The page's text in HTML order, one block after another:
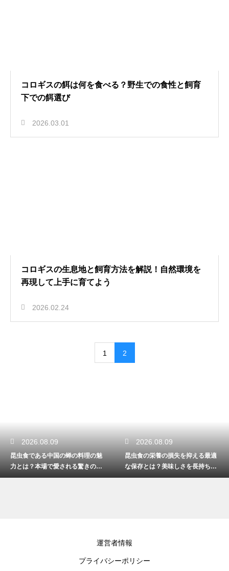
コロギスの餌は何を食べる？野生での食性と飼育
下での餌選び
2026.03.01
コロギスの生息地と飼育方法を解説！自然環境を
再現して上手に育てよう
2026.02.24
1 2
2026.08.09
昆虫食である中国の蝉の料理の魅
力とは？本場で愛される驚きの伝
統グルメ！
2026.08.09
昆虫食の栄養の損失を抑える最適
な保存とは？美味しさを長持ちさ
せる裏技！
運営者情報
プライバシーポリシー